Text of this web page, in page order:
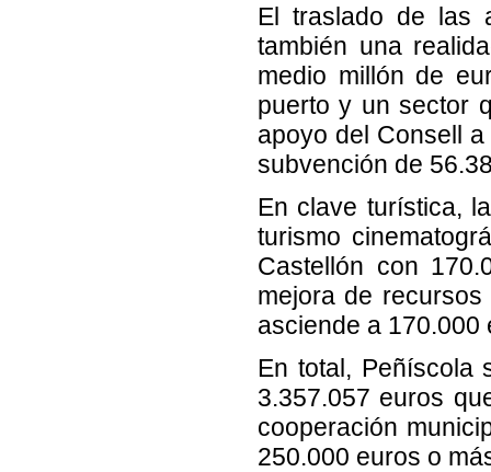
El traslado de las
también una
medio millón de
puerto y un sector
apoyo del Consell
subvención de
En clave turística,
turismo
Castellón con
mejora de
asciende a 170.000
En total, Peñíscola
3.357.057 euros
cooperación
250.000 euros o